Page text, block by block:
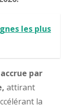
les plus
par
attirant
la